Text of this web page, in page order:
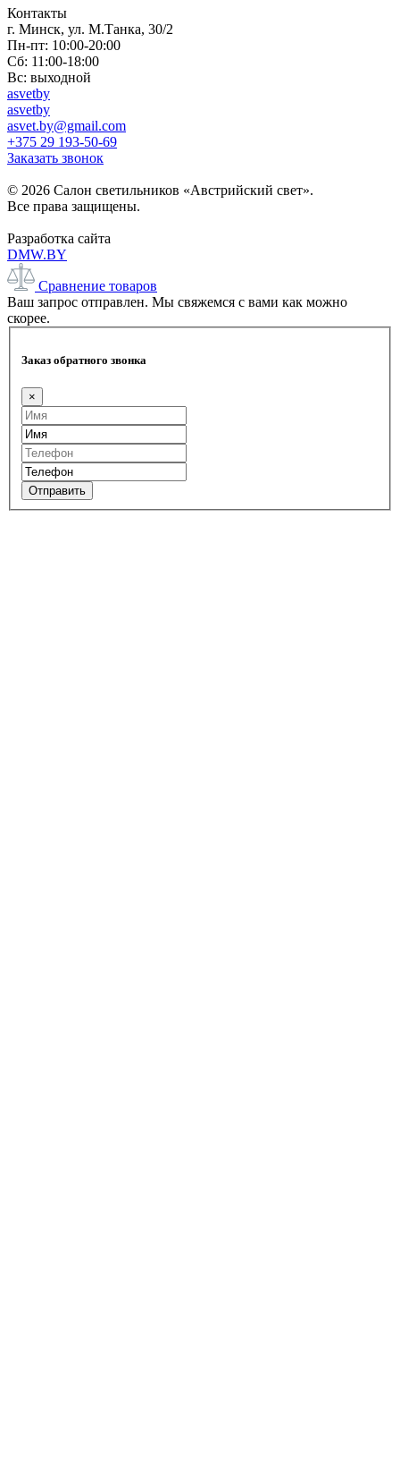
Контакты
г. Минск, ул. М.Танка, 30/2
Пн-пт: 10:00-20:00
Сб: 11:00-18:00
Вс: выходной
asvetby
asvetby
asvet.by@gmail.com
+375 29 193-50-69
Заказать звонок
© 2026 Салон светильников «Австрийский свет».
Все права защищены.
Разработка сайта
DMW.BY
Сравнение товаров
Ваш запрос отправлен. Мы свяжемся с вами как можно
скорее.
Заказ обратного звонка
×
Отправить